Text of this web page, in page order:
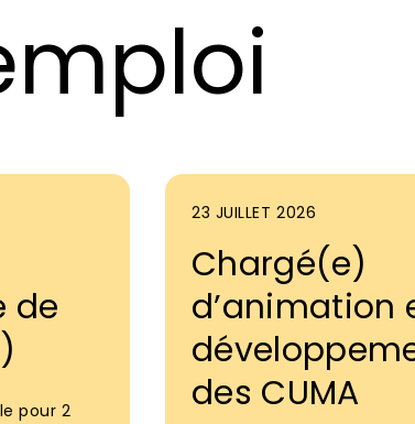
de
pour 2
23 JUILLET 2026
Chargé(e)
d’animation
des CUMA